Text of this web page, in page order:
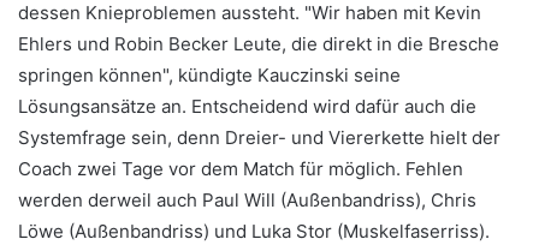
dessen Knieproblemen aussteht. "Wir haben mit Kevin
Ehlers und Robin Becker Leute, die direkt in die Bresche
springen können", kündigte Kauczinski seine
Lösungsansätze an. Entscheidend wird dafür auch die
Systemfrage sein, denn Dreier- und Viererkette hielt der
Coach zwei Tage vor dem Match für möglich. Fehlen
werden derweil auch Paul Will (Außenbandriss), Chris
Löwe (Außenbandriss) und Luka Stor (Muskelfaserriss).